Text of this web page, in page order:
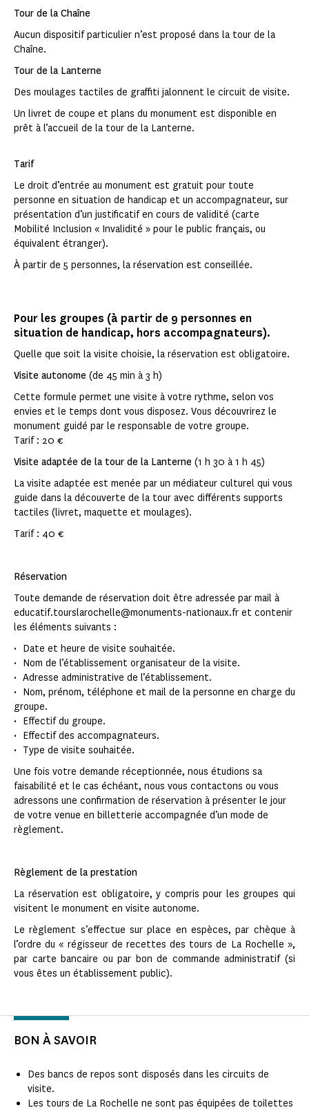
Tour de la Chaîne
Aucun dispositif particulier n’est proposé dans la tour de la
Chaîne.
Tour de la Lanterne
Des moulages tactiles de graffiti jalonnent le circuit de visite.
Un livret de coupe et plans du monument est disponible en
prêt à l’accueil de la tour de la Lanterne.
Tarif
Le droit d’entrée au monument est gratuit pour toute
personne en situation de handicap et un accompagnateur, sur
présentation d’un justificatif en cours de validité (carte
Mobilité Inclusion « Invalidité » pour le public français, ou
équivalent étranger).
À partir de 5 personnes, la réservation est conseillée.
Pour les groupes (à partir de 9 personnes en
situation de handicap, hors accompagnateurs).
Quelle que soit la visite choisie, la réservation est obligatoire.
Visite autonome (de 45 min à 3 h)
Cette formule permet une visite à votre rythme, selon vos
envies et le temps dont vous disposez. Vous découvrirez le
monument guidé par le responsable de votre groupe.
Tarif : 20 €
Visite adaptée de la tour de la Lanterne (1 h 30 à 1 h 45)
La visite adaptée est menée par un médiateur culturel qui vous
guide dans la découverte de la tour avec différents supports
tactiles (livret, maquette et moulages).
Tarif : 40 €
Réservation
Toute demande de réservation doit être adressée par mail à
educatif.tourslarochelle@monuments-nationaux.fr et contenir
les éléments suivants :
• Date et heure de visite souhaitée.
• Nom de l’établissement organisateur de la visite.
• Adresse administrative de l’établissement.
• Nom, prénom, téléphone et mail de la personne en charge du
groupe.
• Effectif du groupe.
• Effectif des accompagnateurs.
• Type de visite souhaitée.
Une fois votre demande réceptionnée, nous étudions sa
faisabilité et le cas échéant, nous vous contactons ou vous
adressons une confirmation de réservation à présenter le jour
de votre venue en billetterie accompagnée d’un mode de
règlement.
Règlement de la prestation
La réservation est obligatoire, y compris pour les groupes qui
visitent le monument en visite autonome.
Le règlement s’effectue sur place en espèces, par chèque à
l’ordre du « régisseur de recettes des tours de La Rochelle »,
par carte bancaire ou par bon de commande administratif (si
vous êtes un établissement public).
BON À SAVOIR
Des bancs de repos sont disposés dans les circuits de
visite.
Les tours de La Rochelle ne sont pas équipées de toilettes